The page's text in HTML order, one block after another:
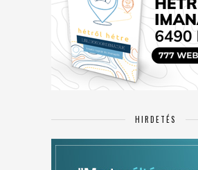
HIRDETÉS